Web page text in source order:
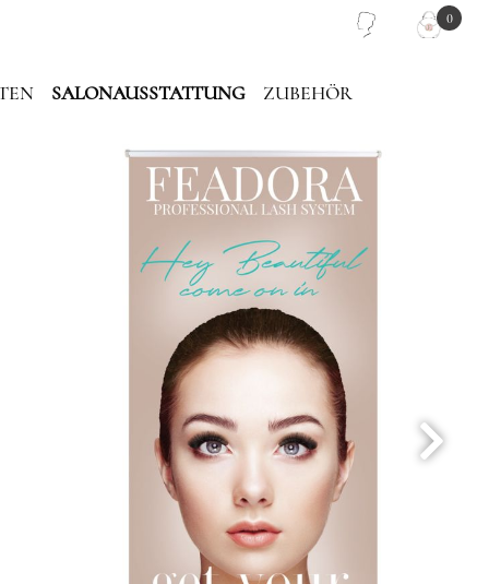
SALONAUSSTATTUNG
PINZETTEN TASCHE TRAGETASCHE
ZUBEHÖR
LASH PLATTEN
0